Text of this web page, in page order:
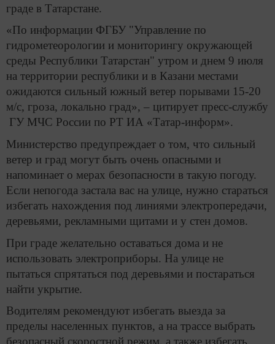
граде в Татарстане.
«По информации ФГБУ "Управление по
гидрометеорологии и мониторингу окружающей
среды Республики Татарстан" утром и днем 9 июля
на территории республики и в Казани местами
ожидаются сильный южный ветер порывами 15-20
м/с, гроза, локально град», – цитирует пресс-службу
ГУ МЧС России по РТ ИА «Татар-информ».
Министерство предупреждает о том, что сильный
ветер и град могут быть очень опасными и
напоминает о мерах безопасности в такую погоду.
Если непогода застала вас на улице, нужно стараться
избегать нахождения под линиями электропередачи,
деревьями, рекламными щитами и у стен домов.
При граде желательно оставаться дома и не
использовать электроприборы. На улице не
пытаться спрятаться под деревьями и постараться
найти укрытие.
Водителям рекомендуют избегать выезда за
пределы населенных пунктов, а на трассе выбрать